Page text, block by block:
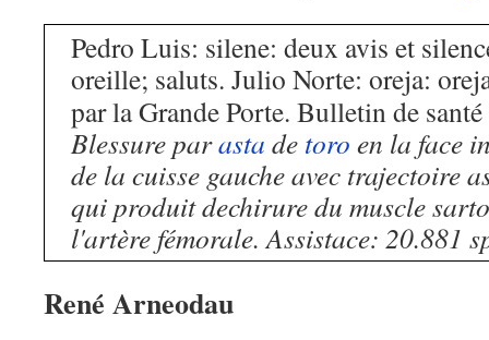
Pedro Luis: silene: deux avis et
oreille; saluts. Julio Norte: oreja:
par la Grande Porte. Bulletin de
Blessure parasta de toro en la face
de la cuisse gauche avec trajectoire
qui produit dechirure du muscle
l'artère fémorale. Assistace: 20.881
René Arneodau